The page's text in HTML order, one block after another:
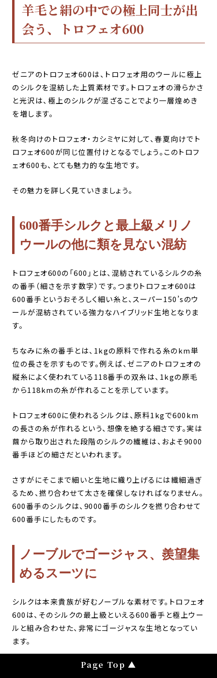
羊毛と絹の中での極上同士が出
会う、トロフェオ600
ゼニアのトロフェオ600は、トロフェオ用のウールに極上
のシルクを混紡した上質素材です。トロフェオの滑らかさ
と光沢は、極上のシルクが混ざることでより一層煌めき
を増します。
秋冬向けのトロフェオ・カシミヤに対して、春夏向けでト
ロフェオ600が同じ位置付けとなるでしょう。このトロフ
ェオ600も、とても魅力的な生地です。
その魅力を詳しく見ていきましょう。
600番手シルクと最上級メリノ
ウールの他に類を見ない混紡
トロフェオ600の「600」とは、混紡されているシルクの糸
の番手（細さを示す数字）です。つまりトロフェオ600は
600番手というおそろしく細い糸と、スーパー150’sのウ
ールが混紡されている強力なハイブリッド生地となりま
す。
ちなみに糸の番手とは、1kgの原料で作れる糸のkm単
位の長さを示すものです。例えば、ゼニアのトロフェオの
縦糸によく使われている118番手の双糸は、1kgの原毛
から118kmの糸が作れることを示しています。
トロフェオ600に使われるシルクは、原料1kgで600km
の長さの糸が作れるという、想像を絶する細さです。実は
繭から取り出された段階のシルクの繊維は、およそ9000
番手ほどの細さだといわれます。
さすがにそこまで細いと生地に織り上げるには繊細過ぎ
るため、撚り合わせて太さを確保しなければなりません。
600番手のシルクは、9000番手のシルクを撚り合わせて
600番手にしたものです。
ノーブルでゴージャス、羨望集
めるスーツに
シルクは本来貴族が好むノーブルな素材です。トロフェオ
600は、そのシルクの最上級といえる600番手と極上ウー
ルと組み合わせた、非常にゴージャスな生地となってい
ます。
とても繊細な生地なので、着た人が動くたびに、光の細か